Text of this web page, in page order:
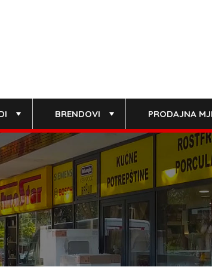
BRENDOVI PRODAJNA